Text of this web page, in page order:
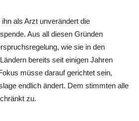
als Arzt unverändert die
Aus all diesen Gründen
wie sie in den
bereits seit einigen Jahren
müsse darauf gerichtet sein,
endlich ändert. Dem stimmten alle
zu.